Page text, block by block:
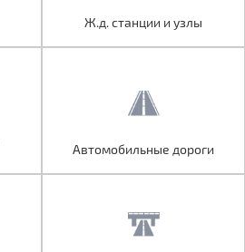
Автомобильные дороги
Ж.д. станции и узлы
Автомобильные дороги